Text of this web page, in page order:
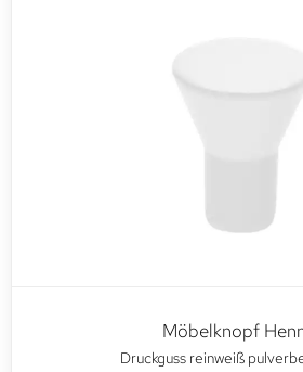
Möbelknopf
Druckguss reinweiß